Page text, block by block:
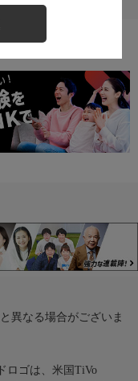
異なる場合がございま
ロゴは、米国TiVo